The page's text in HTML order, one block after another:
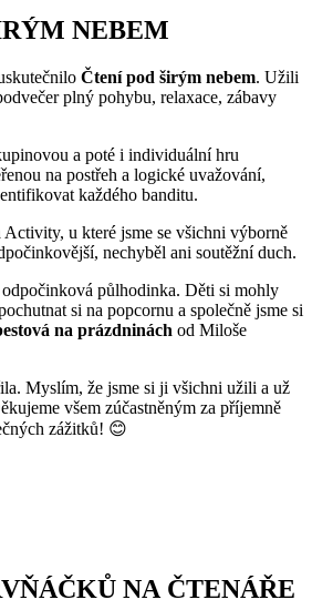
NEBEM
Čtení pod širým nebem. Užili
plný pohybu, relaxace, zábavy
a poté i individuální hru
na postřeh a logické uvažování,
každého banditu.
u které jsme se všichni výborně
nechyběl ani soutěžní duch.
odpočinková půlhodinka. Děti si mohly
si na popcornu a společně jsme si
na prázdninách od Miloše
Myslím, že jsme si ji všichni užili a už
všem zúčastněným za příjemně
zážitků! 😊
NA ČTENÁŘE